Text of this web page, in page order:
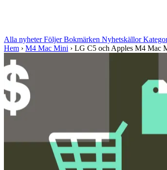
Alla nyheterFöljerBokmärken Nyhetskällor
Hem › M4 Mac Mini › LG C5 och Apples M4 Mac